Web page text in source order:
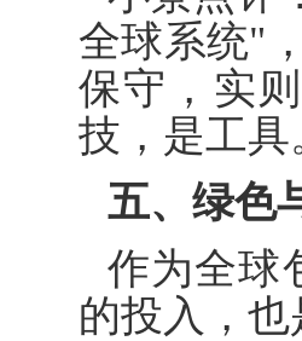
全球系统"
保守，实
技，是工
五、绿色
作为全球
的投入，